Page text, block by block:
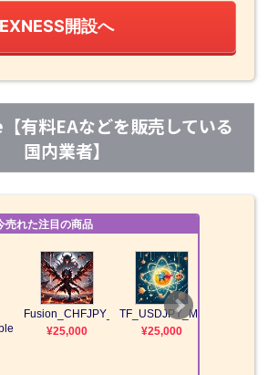
EXNESS開設へ
有料EAなどを販売している
国内業者】